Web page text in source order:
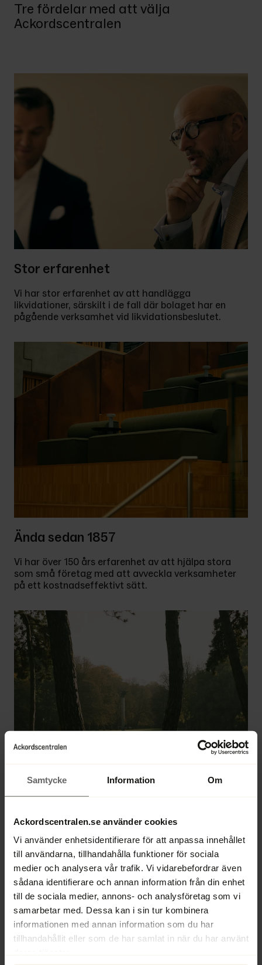
Samtycke Information Om
Ackordscentralen.se använder cookies
Vi använder enhetsidentifierare för att anpassa innehållet
till användarna, tillhandahålla funktioner för sociala
medier och analysera vår trafik. Vi vidarebefordrar även
sådana identifierare och annan information från din enhet
till de sociala medier, annons- och analysföretag som vi
samarbetar med. Dessa kan i sin tur kombinera
informationen med annan information som du har
tillhandahållit eller som de har samlat in när du har använt
Tre fördelar med att välja
Ackordscentralen
Stor erfarenhet
Vi har stor erfarenhet av att handlägga
likvidationer, särskilt i de fall där bolaget har en
pågående verksamhet vid likvidationsbeslutet.
Ända sedan 1857
Vi har över 150 års erfarenhet av att hjälpa stora
som små företag med att avveckla verksamheter
på ett kostnadseffektivt sätt.
och står fria från särintressen. Därför kan vi på ett
objektivt sätt balansera våra klienters intressen mot
fordringsägares, anställdas och samhällets krav.
Processen vid en likvidation